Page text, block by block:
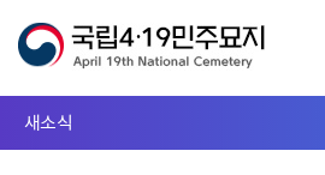
새소식